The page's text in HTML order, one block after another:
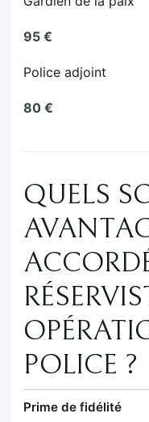
95 €
Police adjoint
80 €
QUELS
POLICE ?
Prime de fidélité